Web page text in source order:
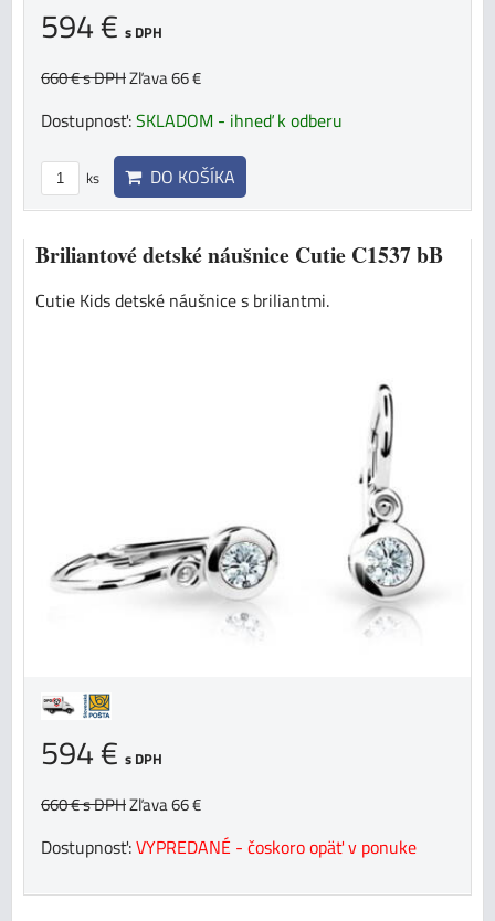
594 € s DPH
660 €s DPHZľava 66 €
Dostupnosť:SKLADOM - ihneď k odberu
ks DO KOŠÍKA
Briliantové detské náušnice Cutie C1537 bB
Cutie Kids detské náušnice s briliantmi.
594 € s DPH
660 €s DPHZľava 66 €
Dostupnosť:VYPREDANÉ - čoskoro opäť v ponuke